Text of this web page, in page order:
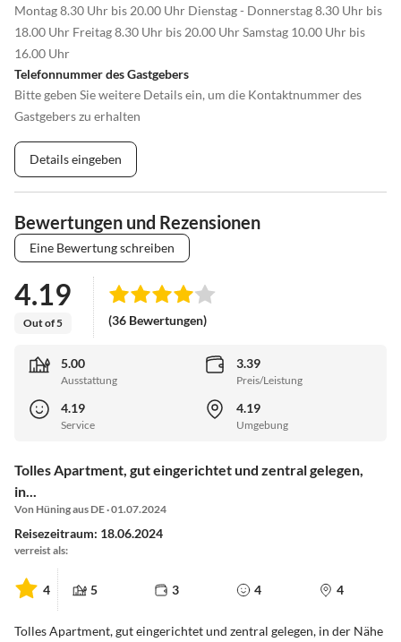
Montag 8.30 Uhr bis 20.00 Uhr Dienstag - Donnerstag 8.30 Uhr bis
18.00 Uhr Freitag 8.30 Uhr bis 20.00 Uhr Samstag 10.00 Uhr bis
16.00 Uhr
Telefonnummer des Gastgebers
Bitte geben Sie weitere Details ein, um die Kontaktnummer des
Gastgebers zu erhalten
Details eingeben
Bewertungen und Rezensionen
Eine Bewertung schreiben
4.19
Out of 5 (36 Bewertungen)
5.00
Ausstattung
3.39
Preis/Leistung
4.19
Service
4.19
Umgebung
Tolles Apartment, gut eingerichtet und zentral gelegen,
in...
Von Hüning aus DE · 01.07.2024
Reisezeitraum: 18.06.2024
verreist als:
4 5 3 4 4
Tolles Apartment, gut eingerichtet und zentral gelegen, in der Nähe